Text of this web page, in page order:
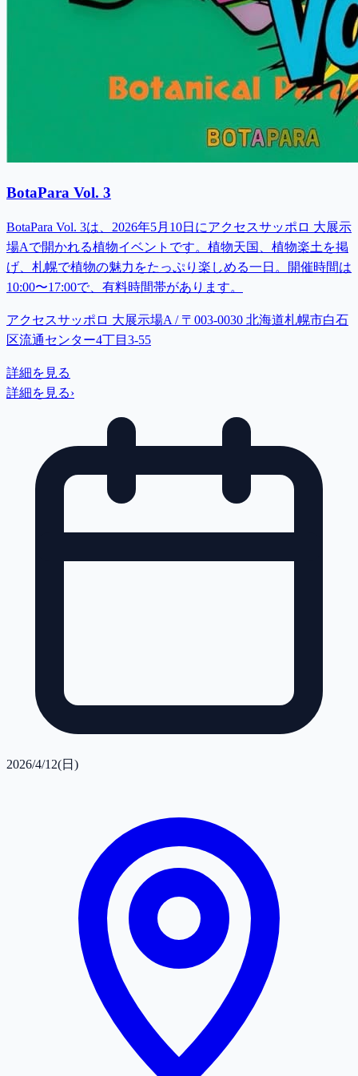
BotaPara Vol. 3
BotaPara Vol. 3は、2026年5月10日にアクセスサッポロ 大展示
場Aで開かれる植物イベントです。植物天国、植物楽土を掲
げ、札幌で植物の魅力をたっぷり楽しめる一日。開催時間は
10:00〜17:00で、有料時間帯があります。
アクセスサッポロ 大展示場A / 〒003-0030 北海道札幌市白石
区流通センター4丁目3-55
詳細を見る
詳細を見る›
2026/4/12(日)